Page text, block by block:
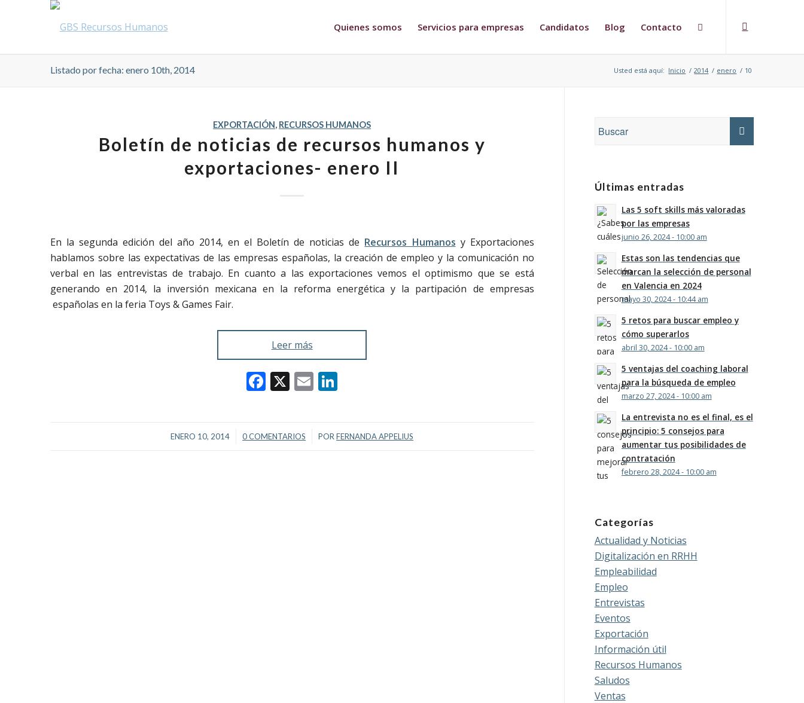
Quienes somos Servicios para empresas Candidatos Blog Contacto
Listado por fecha: enero 10th, 2014 Usted está aquí: Inicio / 2014 / enero / 10
EXPORTACIÓN, RECURSOS HUMANOS
Boletín de noticias de recursos humanos y
exportaciones- enero II
En la segunda edición del año 2014, en el Boletín de noticias de Recursos Humanos y Exportaciones
hablamos sobre las expectativas de las empresas españolas, la creación de empleo y la comunicación no
verbal en las entrevistas de trabajo. En cuanto a las exportaciones vemos el optimismo que se está
generando en 2014, la inversión mexicana en la reforma energética y la partipación de empresas
españolas en la feria Toys & Games Fair.
Leer más
Facebook
X Email
ENERO 10, 2014
/ 0 COMENTARIOS
/ PORFERNANDA APPELIUS
Últimas entradas
Las 5 soft skills más valoradas
por las empresas
junio 26, 2024 - 10:00 am
Estas son las tendencias que
marcan la selección de personal
en Valencia en 2024
mayo 30, 2024 - 10:44 am
5 retos para buscar empleo y
cómo superarlos
abril 30, 2024 - 10:00 am
5 ventajas del coaching laboral
para la búsqueda de empleo
marzo 27, 2024 - 10:00 am
La entrevista no es el final, es el
principio: 5 consejos para
aumentar tus posibilidades de
contratación
febrero 28, 2024 - 10:00 am
Categorías
Actualidad y Noticias
Digitalización en RRHH
Empleabilidad
Empleo
Entrevistas
Eventos
Exportación
Información útil
Recursos Humanos
Saludos
Ventas